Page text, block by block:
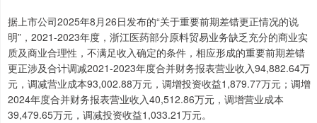
据上市公司2025年8月26日发布的“关于重要前期差错更正情况的说
明”，2021-2023年度，浙江医药部分原料贸易业务缺乏充分的商业实
质及商业合理性，不满足收入确定的条件，相应形成的重要前期差错
更正涉及合计调减2021-2023年度合并财务报表营业收入94,882.64万
元，调减营业成本93,002.88万元，调增投资收益1,879.77万元；调增
2024年度合并财务报表营业收入40,512.86万元，调增营业成本
39,479.65万元，调减投资收益1,033.21万元。